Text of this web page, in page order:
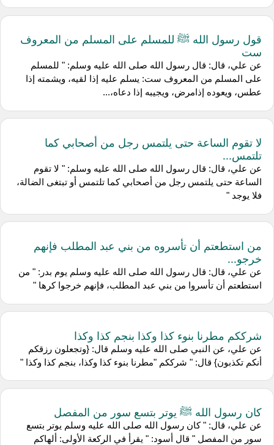
قول رسول الله ﷺ للمسلم على المسلم من المعروف
ست
عن علي، قال: قال رسول الله صلى الله عليه وسلم: " للمسلم
على المسلم من المعروف ست: يسلم عليه إذا لقيه، ويشمته إذا
عطس، ويعوده إذامرض، ويجيبه إذا دعاه،...
لا تقوم الساعة حتى يلتمس رجل من أصحابي كما
تلتمس...
عن علي، قال: قال رسول الله صلى الله عليه وسلم: " لا تقوم
الساعة حتى يلتمس رجل من أصحابي كما تلتمس أو تبتغى الضالة،
فلا يوجد "
من استطعتم أن تأسروه من بني عبد المطلب فإنهم
خرجو...
عن علي، قال: قال رسول الله صلى الله عليه وسلم يوم بدر: " من
استطعتم أن تأسروا من بني عبد المطلب، فإنهم خرجوا كرها "
شرككم مطرنا بنوء كذا وكذا بنجم كذا وكذا
عن علي، عن النبي صلى الله عليه وسلم قال: {وتجعلون رزقكم
أنكم تكذبون} قال: " شرككم "مطرنا بنوء كذا وكذا، بنجم كذا وكذا "
كان رسول الله ﷺ يوتر بتسع سور من المفصل
عن علي، قال: " كان رسول الله صلى الله عليه وسلم يوتر بتسع
سور من المفصل " قال أسود: " يقرأ في الركعة الأولى: ألهاكم